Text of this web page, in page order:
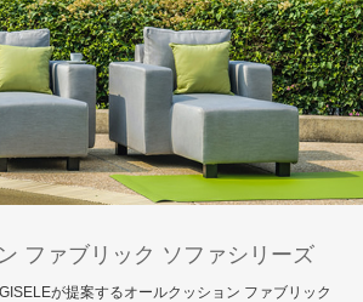
ファブリック ソファシリーズ
が提案するオールクッション ファブリック